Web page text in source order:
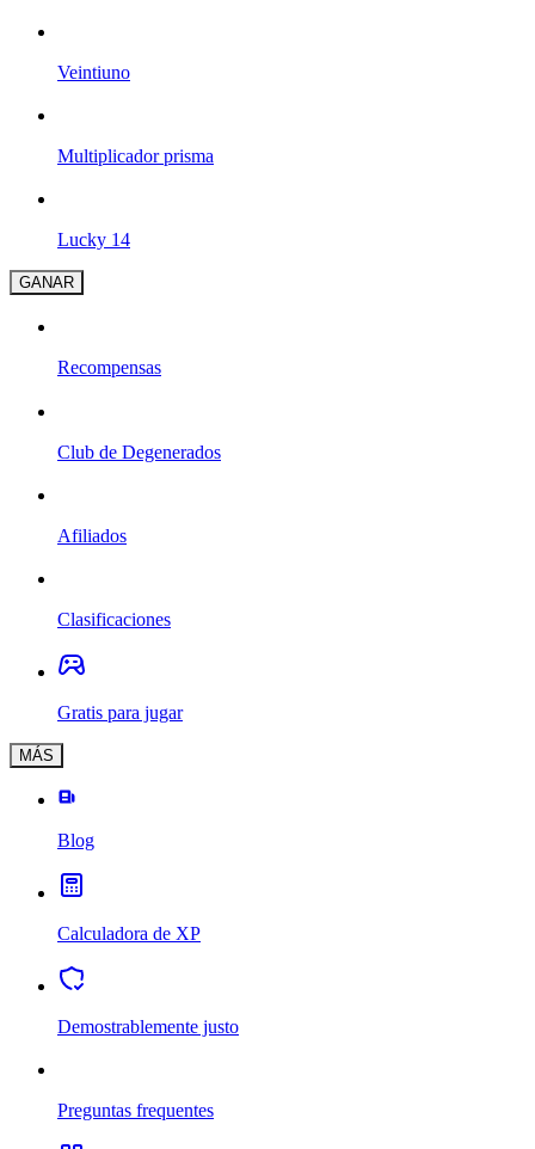
Veintiuno
Multiplicador prisma
Lucky 14
GANAR
Recompensas
Club de Degenerados
Afiliados
Clasificaciones
Gratis para jugar
MÁS
Blog
Calculadora de XP
Demostrablemente justo
Preguntas frequentes